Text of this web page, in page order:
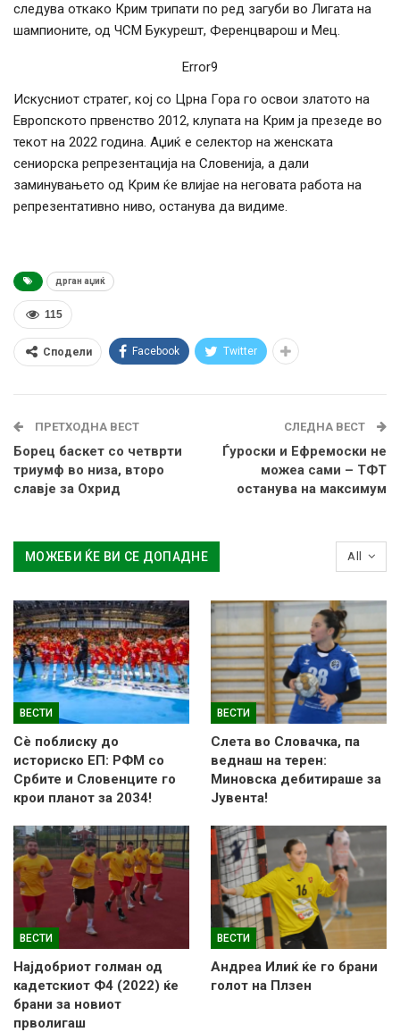
следува откако Крим трипати по ред загуби во Лигата на
шампионите, од ЧСМ Букурешт, Ференцварош и Мец.
Error9
Искусниот стратег, кој со Црна Гора го освои златото на
Европското првенство 2012, клупата на Крим ја презеде во
текот на 2022 година. Аџиќ е селектор на женската
сениорска репрезентација на Словенија, а дали
заминувањето од Крим ќе влијае на неговата работа на
репрезентативно ниво, останува да видиме.
дрган аџиќ
115
Сподели Facebook Twitter
ПРЕТХОДНА ВЕСТ
Борец баскет со четврти
триумф во низа, второ
славје за Охрид
СЛЕДНА ВЕСТ
Ѓуроски и Ефремоски не
можеа сами – ТФТ
останува на максимум
All
МОЖЕБИ ЌЕ ВИ СЕ ДОПАДНЕ
ВЕСТИ
Сè поблиску до
историско ЕП: РФМ со
Србите и Словенците го
крои планот за 2034!
ВЕСТИ
Слетa во Словачка, па
веднаш на терен:
Миновска дебитираше за
Јувента!
ВЕСТИ
Најдобриот голман од
кадетскиот Ф4 (2022) ќе
брани за новиот
прволигаш
ВЕСТИ
Андреа Илиќ ќе го брани
голот на Плзен